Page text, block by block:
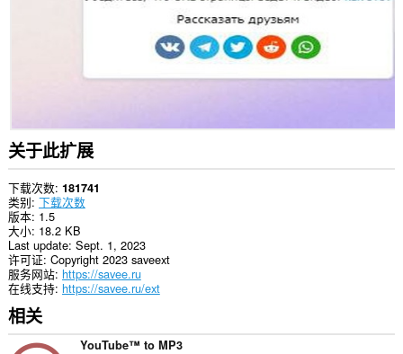
关于此扩展
下载次数 181741
类别 下载次数
版本 1.5
大小 18.2 KB
Last update Sept. 1, 2023
许可证 Copyright 2023 saveext
服务网站 https://savee.ru
在线支持 https://savee.ru/ext
相关
YouTube™ to MP3